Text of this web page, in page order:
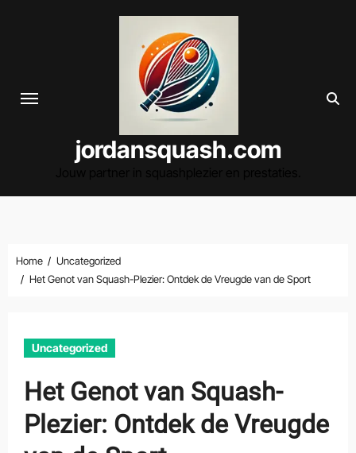
jordansquash.com
Home
Uncategorized
Het Genot van Squash-Plezier: Ontdek de Vreugde van de Sport
Uncategorized
Het Genot van Squash-
Plezier: Ontdek de Vreugde